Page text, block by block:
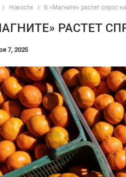
Новости В «Магните» растет спрос
РАСТЕТ
7, 2025